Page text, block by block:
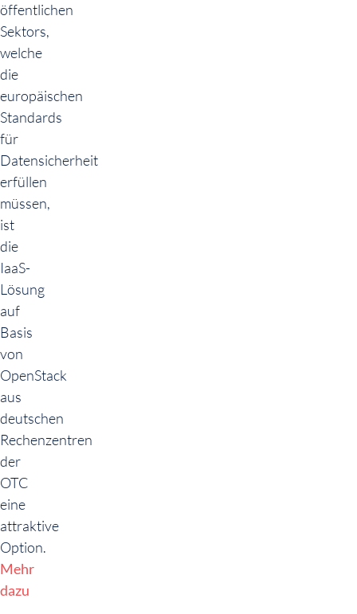
öffentlichen
Sektors,
welche
die
europäischen
Standards
für
Datensicherheit
erfüllen
müssen,
ist
die
IaaS-
Lösung
auf
Basis
von
OpenStack
aus
deutschen
Rechenzentren
der
OTC
eine
attraktive
Option.
Mehr
dazu